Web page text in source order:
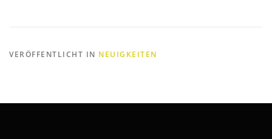
VERÖFFENTLICHT IN NEUIGKEITEN